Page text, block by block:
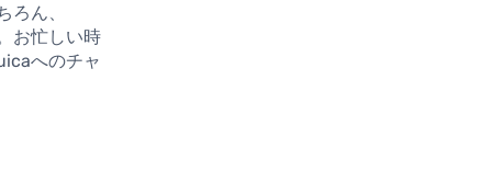
ろん、
お忙しい時
へのチャ